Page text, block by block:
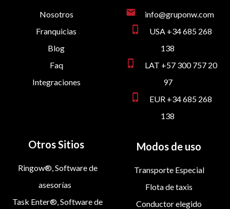
mail info@gruponw.com
phone_iphone
USA +34 685 268
138
phone_iphone
LAT +57 300 757 20
97
phone_iphone
EUR +34 685 268
138
Nosotros
Franquicias
Blog
Faq
Integraciones
Modos de uso
Transporte Especial
Flota de taxis
Conductor elegido
Otros Sitios
Ringow®, Software de
asesorías
Task Enter®, Software de